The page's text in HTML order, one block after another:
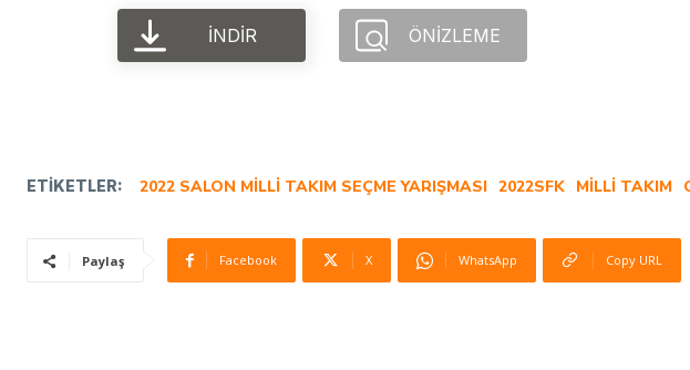
İNDIR ÖNIZLEME
ETIKETLER: 2022 SALON MILLI TAKIM SEÇME YARIŞMASI 2022SFK MILLI TAKIM
Paylaş Facebook X WhatsApp Copy URL